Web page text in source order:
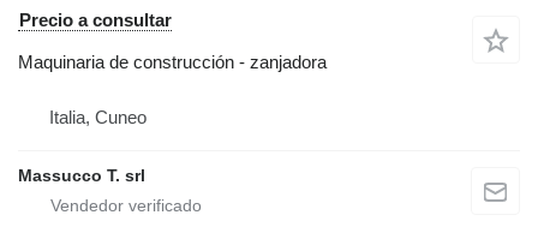
Precio a consultar
Maquinaria de construcción - zanjadora
Italia, Cuneo
Massucco T. srl